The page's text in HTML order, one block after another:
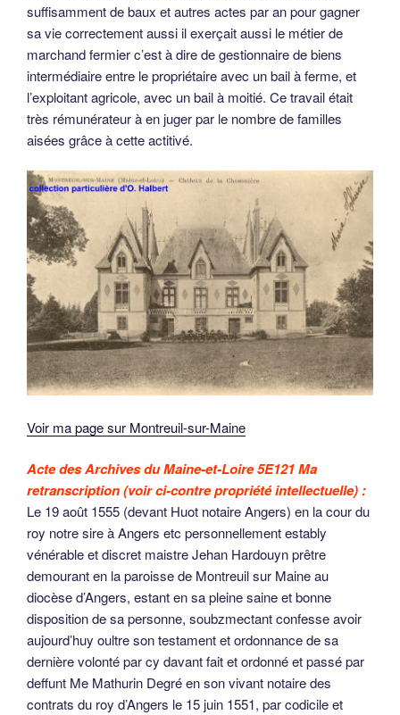
suffisamment de baux et autres actes par an pour gagner
sa vie correctement aussi il exerçait aussi le métier de
marchand fermier c’est à dire de gestionnaire de biens
intermédiaire entre le propriétaire avec un bail à ferme, et
l’exploitant agricole, avec un bail à moitié. Ce travail était
très rémunérateur à en juger par le nombre de familles
aisées grâce à cette actitivé.
Voir ma page sur Montreuil-sur-Maine
Acte des Archives du Maine-et-Loire 5E121Ma
retranscription (voir ci-contre propriété intellectuelle) :
Le 19 août 1555 (devant Huot notaire Angers) en la cour du
roy notre sire à Angers etc personnellement estably
vénérable et discret maistre Jehan Hardouyn prêtre
demourant en la paroisse de Montreuil sur Maine au
diocèse d’Angers, estant en sa pleine saine et bonne
disposition de sa personne, soubzmectant confesse avoir
aujourd’huy oultre son testament et ordonnance de sa
dernière volonté par cy davant fait et ordonné et passé par
deffunt Me Mathurin Degré en son vivant notaire des
contrats du roy d’Angers le 15 juin 1551, par codicile et